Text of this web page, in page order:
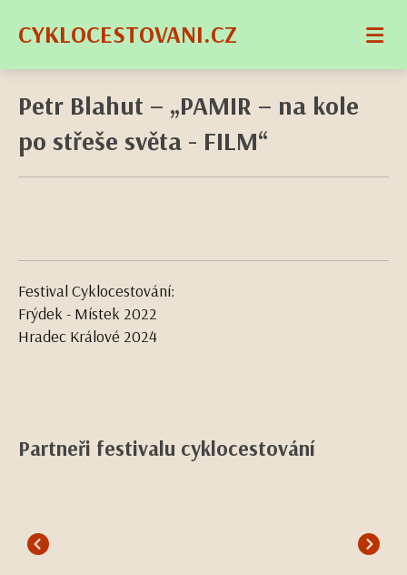
CYKLOCESTOVANI.CZ
Petr Blahut – „PAMIR – na kole
po střeše světa - FILM“
Festival Cyklocestování:
Frýdek - Místek 2022
Hradec Králové 2024
Partneři festivalu cyklocestování